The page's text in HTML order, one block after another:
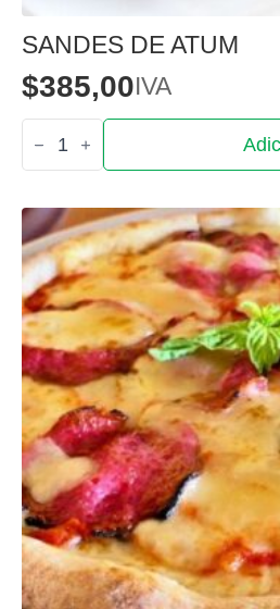
SANDES DE ATUM
$385,00 IVA
Quantidade
de
Sandes
Atum